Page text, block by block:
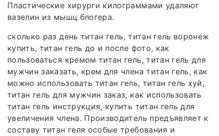
Пластические хирурги килограммами удаляют
вазелин из мышц блогера.
сколько раз день титан гель, титан гель воронеж
купить, титан гель до и после фото, как
пользоваться кремом титан гель, титан гель для
мужчин заказать, крем для члена титан гель, как
можно использовать титан гель, титан гель хуй,
титан гель для мужчин заказ, как использовать
титан гель инструкция, купить титан гель для
увеличения члена. Производитель предъявляет к
составу титан геля особые требования и